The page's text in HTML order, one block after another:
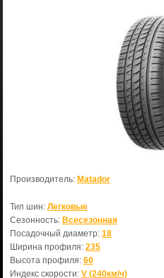
Производитель: Matador
Тип шин: Легковые
Сезонность: Всесезонная
Посадочный диаметр: 18
Ширина профиля: 235
Высота профиля: 60
Индекс скорости: V (240км/ч)